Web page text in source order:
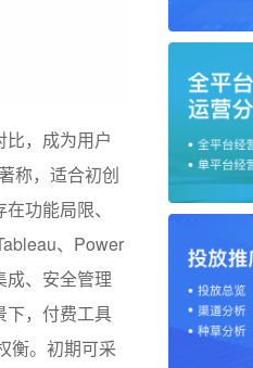
，成为用户
称，适合初创
功能局限、
、Power
成、安全管理
下，付费工具
衡。初期可采